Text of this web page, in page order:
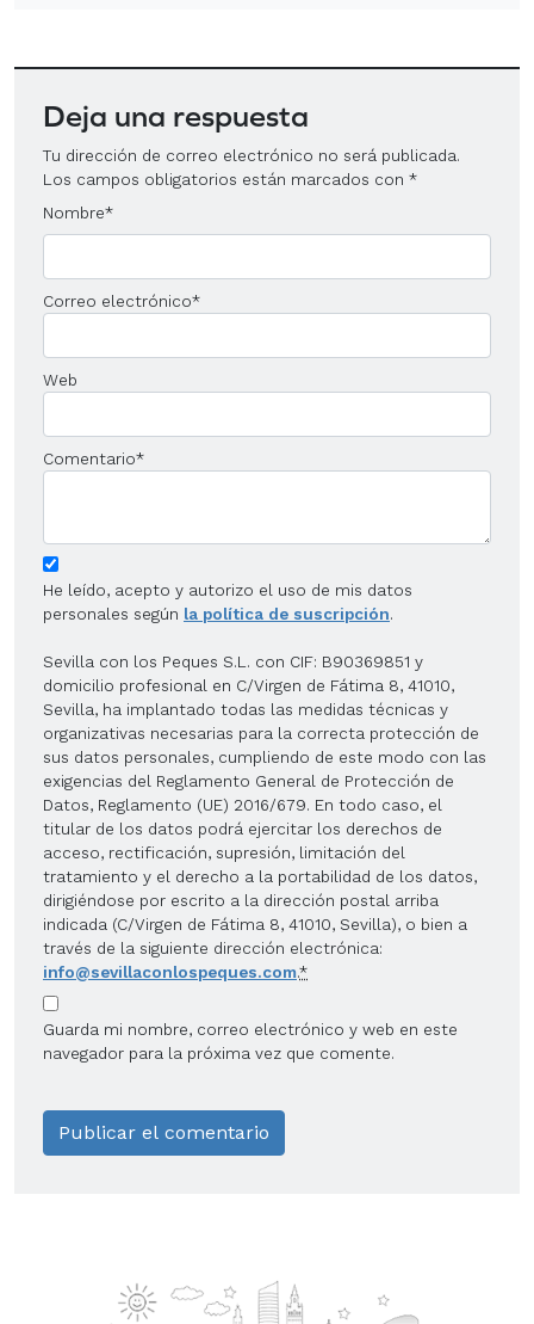
Deja una respuesta
Tu dirección de correo electrónico no será publicada.
Los campos obligatorios están marcados con *
Nombre*
Correo electrónico*
Web
Comentario*
He leído, acepto y autorizo el uso de mis datos
personales según la política de suscripción.
Sevilla con los Peques S.L. con CIF: B90369851 y
domicilio profesional en C/Virgen de Fátima 8, 41010,
Sevilla, ha implantado todas las medidas técnicas y
organizativas necesarias para la correcta protección de
sus datos personales, cumpliendo de este modo con las
exigencias del Reglamento General de Protección de
Datos, Reglamento (UE) 2016/679. En todo caso, el
titular de los datos podrá ejercitar los derechos de
acceso, rectificación, supresión, limitación del
tratamiento y el derecho a la portabilidad de los datos,
dirigiéndose por escrito a la dirección postal arriba
indicada (C/Virgen de Fátima 8, 41010, Sevilla), o bien a
través de la siguiente dirección electrónica:
info@sevillaconlospeques.com.*
Guarda mi nombre, correo electrónico y web en este
navegador para la próxima vez que comente.